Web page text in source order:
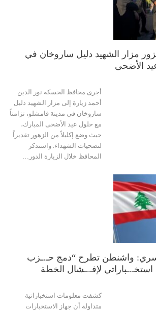
مزار الشهيد دليل ساروخان في
الأضحى
أجرى محافظ الحسكة نور الدين
أحمد زيارة إلى مزار الشهيد دليل
ساروخان في مدينة قامشلو، تزامناً
مع حلول عيد الأضحى المبارك،
حيث وضع إكليلاً من الزهور تقديراً
لتضحيات الشهداء. واستذكر
المحافظ خلال الزيارة الدور…
سري: واشنطن تطرح “دمج حـ.ـزب
لإفـ.ـشال الخطة
كشفت معلومات استخباراتية
متداولة أن جهاز الاستخبارات